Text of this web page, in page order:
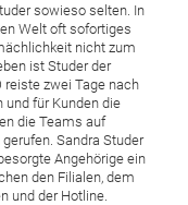
sowieso selten. In
Welt oft sofortiges
nicht zum
ist Studer der
reiste zwei Tage nach
und für Kunden die
die Teams auf
Sandra Studer
Angehörige ein
den Filialen, dem
und der Hotline.